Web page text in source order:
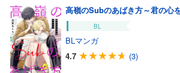
高嶺のSubのあばき方～君の心
BL
BLマンガ
4.7
(3)